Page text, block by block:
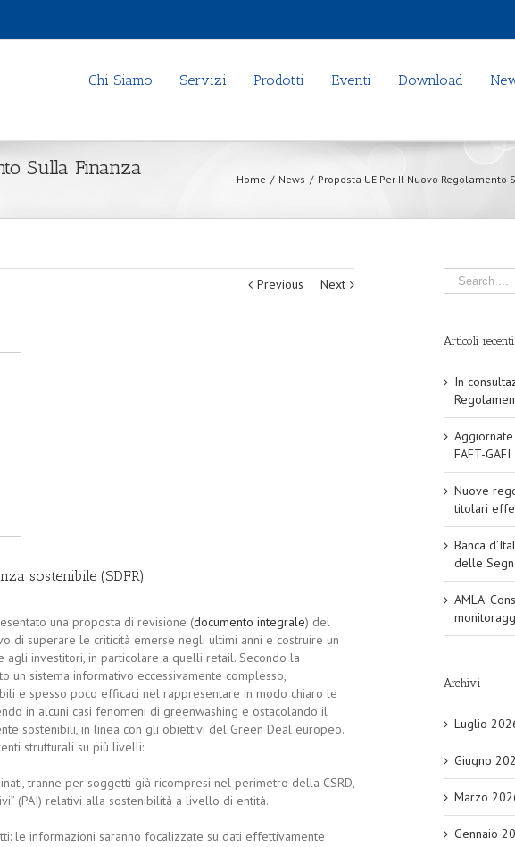
Chi Siamo Servizi Prodotti Eventi Download
Sulla Finanza
Home / News / Proposta UE Per Il Nuovo Regolamento
Previous Next
sostenibile (SDFR)
una proposta di revisione (documento integrale) del
di superare le criticità emerse negli ultimi anni e costruire un
investitori, in particolare a quelli retail. Secondo la
un sistema informativo eccessivamente complesso,
e spesso poco efficaci nel rappresentare in modo chiaro le
in alcuni casi fenomeni di greenwashing e ostacolando il
sostenibili, in linea con gli obiettivi del Green Deal europeo.
strutturali su più livelli:
tranne per soggetti già ricompresi nel perimetro della CSRD,
(PAI) relativi alla sostenibilità a livello di entità.
le informazioni saranno focalizzate su dati effettivamente
Articoli recenti
In
FAFT-GAFI
Nuove
titolari
Banca
delle
AMLA:
Archivi
Luglio
Giugno
Marzo
Gennaio